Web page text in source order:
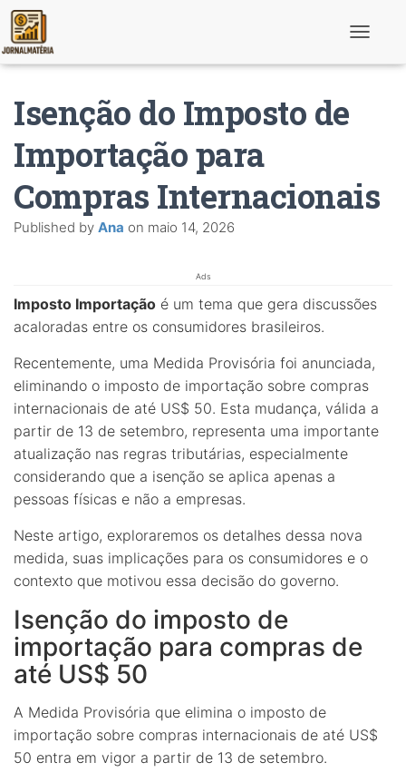
i
Isenção do Imposto de
Importação para
Compras Internacionais
Published by Ana on maio 14, 2026
Ads
Imposto Importação é um tema que gera discussões
acaloradas entre os consumidores brasileiros.
Recentemente, uma Medida Provisória foi anunciada,
eliminando o imposto de importação sobre compras
internacionais de até US$ 50. Esta mudança, válida a
partir de 13 de setembro, representa uma importante
atualização nas regras tributárias, especialmente
considerando que a isenção se aplica apenas a
pessoas físicas e não a empresas.
Neste artigo, exploraremos os detalhes dessa nova
medida, suas implicações para os consumidores e o
contexto que motivou essa decisão do governo.
Isenção do imposto de
importação para compras de
até US$ 50
A Medida Provisória que elimina o imposto de
importação sobre compras internacionais de até US$
50 entra em vigor a partir de 13 de setembro.